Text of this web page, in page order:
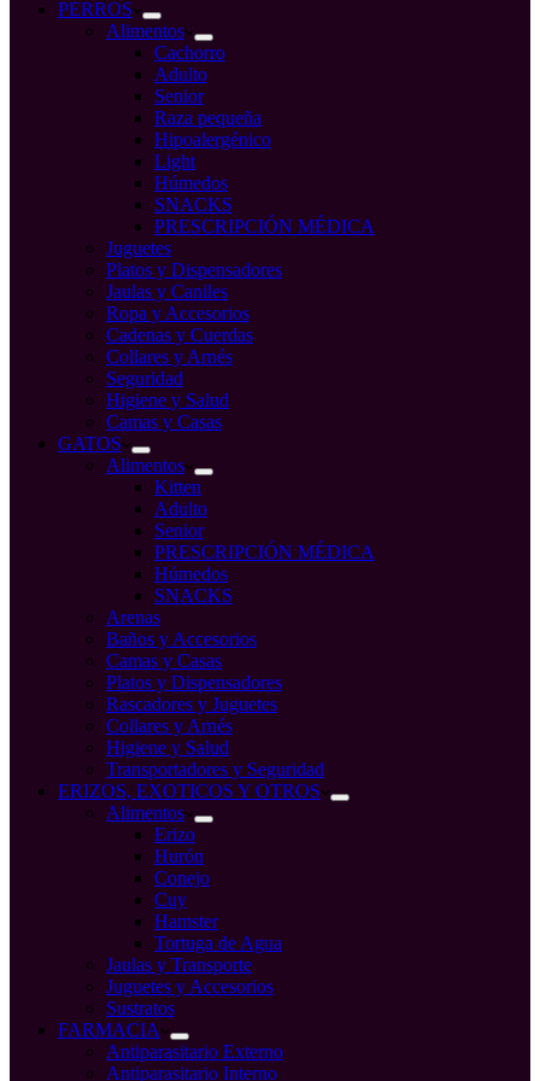
compraPERROS
Alimentos
Cachorro
Adulto
Senior
Raza pequeña
Hipoalergénico
Light
Húmedos
SNACKS
PRESCRIPCIÓN MÉDICA
Juguetes
Platos y Dispensadores
Jaulas y Caniles
Ropa y Accesorios
Cadenas y Cuerdas
Collares y Arnés
Seguridad
Higiene y Salud
Camas y Casas
GATOS
Alimentos
Kitten
Adulto
Senior
PRESCRIPCIÓN MÉDICA
Húmedos
SNACKS
Arenas
Baños y Accesorios
Camas y Casas
Platos y Dispensadores
Rascadores y Juguetes
Collares y Arnés
Higiene y Salud
Transportadores y Seguridad
ERIZOS, EXOTICOS Y OTROS
Alimentos
Erizo
Hurón
Conejo
Cuy
Hamster
Tortuga de Agua
Jaulas y Transporte
Juguetes y Accesorios
Sustratos
FARMACIA
Antiparasitario Externo
Antiparasitario Interno